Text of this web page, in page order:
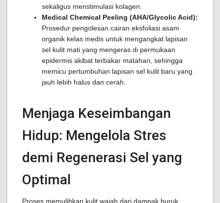
sekaligus menstimulasi kolagen.
Medical Chemical Peeling (AHA/Glycolic Acid):
Prosedur pengolesan cairan eksfoliasi asam
organik kelas medis untuk mengangkat lapisan
sel kulit mati yang mengeras di permukaan
epidermis akibat terbakar matahari, sehingga
memicu pertumbuhan lapisan sel kulit baru yang
jauh lebih halus dan cerah.
Menjaga Keseimbangan
Hidup: Mengelola Stres
demi Regenerasi Sel yang
Optimal
Proses memulihkan kulit wajah dari dampak buruk